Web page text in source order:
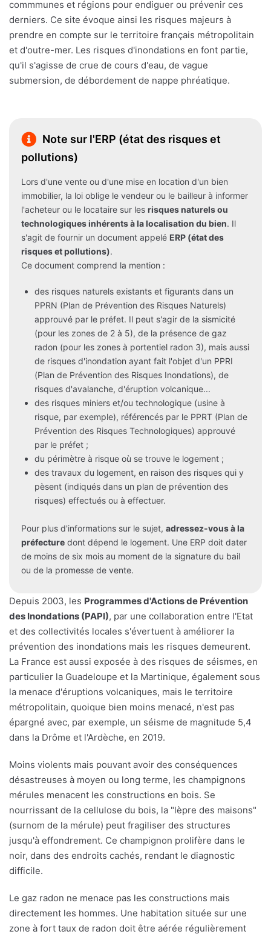
commmunes et régions pour endiguer ou prévenir ces
derniers. Ce site évoque ainsi les risques majeurs à
prendre en compte sur le territoire français métropolitain
et d'outre-mer. Les risques d'inondations en font partie,
qu'il s'agisse de crue de cours d'eau, de vague
submersion, de débordement de nappe phréatique.
Note sur l'ERP (état des risques et
pollutions)
Lors d'une vente ou d'une mise en location d'un bien
immobilier, la loi oblige le vendeur ou le bailleur à informer
l'acheteur ou le locataire sur les risques naturels ou
technologiques inhérents à la localisation du bien. Il
s'agit de fournir un document appelé ERP (état des
risques et pollutions).
Ce document comprend la mention :
des risques naturels existants et figurants dans un
PPRN (Plan de Prévention des Risques Naturels)
approuvé par le préfet. Il peut s'agir de la sismicité
(pour les zones de 2 à 5), de la présence de gaz
radon (pour les zones à portentiel radon 3), mais aussi
de risques d'inondation ayant fait l'objet d'un PPRI
(Plan de Prévention des Risques Inondations), de
risques d'avalanche, d'éruption volcanique...
des risques miniers et/ou technologique (usine à
risque, par exemple), référencés par le PPRT (Plan de
Prévention des Risques Technologiques) approuvé
par le préfet ;
du périmètre à risque où se trouve le logement ;
des travaux du logement, en raison des risques qui y
pèsent (indiqués dans un plan de prévention des
risques) effectués ou à effectuer.
Pour plus d'informations sur le sujet, adressez-vous à la
préfecture dont dépend le logement. Une ERP doit dater
de moins de six mois au moment de la signature du bail
ou de la promesse de vente.
Depuis 2003, les Programmes d'Actions de Prévention
des Inondations (PAPI), par une collaboration entre l'Etat
et des collectivités locales s'évertuent à améliorer la
prévention des inondations mais les risques demeurent.
La France est aussi exposée à des risques de séismes, en
particulier la Guadeloupe et la Martinique, également sous
la menace d'éruptions volcaniques, mais le territoire
métropolitain, quoique bien moins menacé, n'est pas
épargné avec, par exemple, un séisme de magnitude 5,4
dans la Drôme et l'Ardèche, en 2019.
Moins violents mais pouvant avoir des conséquences
désastreuses à moyen ou long terme, les champignons
mérules menacent les constructions en bois. Se
nourrissant de la cellulose du bois, la "lèpre des maisons"
(surnom de la mérule) peut fragiliser des structures
jusqu'à effondrement. Ce champignon prolifère dans le
noir, dans des endroits cachés, rendant le diagnostic
difficile.
Le gaz radon ne menace pas les constructions mais
directement les hommes. Une habitation située sur une
zone à fort taux de radon doit être aérée régulièrement